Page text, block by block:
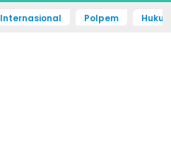
Internasional Polpem